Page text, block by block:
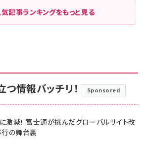
記事ランキングをもっと見る
情報バッチリ！ Sponsored
減！ 富士通が挑んだグローバルサイト改
の舞台裏